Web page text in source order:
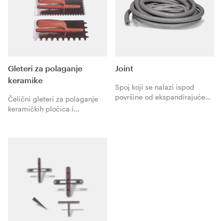
Gleteri za polaganje
keramike
Čelični gleteri za polaganje
keramičkih pločica i
Joint
Spoj koji se nalazi ispod
površine od ekspandirajućeg